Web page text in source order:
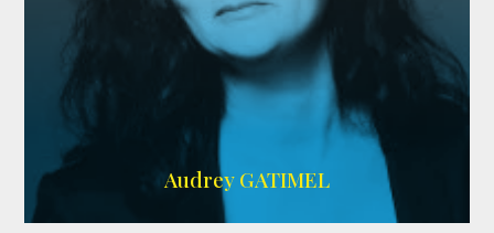
Audrey GATIMEL